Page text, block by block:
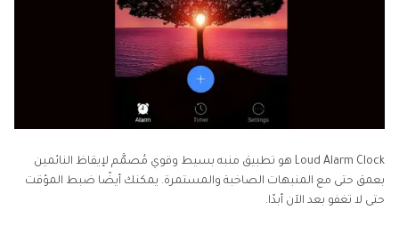
Loud Alarm Clock هو تطبيق منبه بسيط وقوي مُصمَّم لإيقاظ النائمين
بعمق حتى مع المنبهات الصاخبة والمستمرة. يمكنك أيضًا ضبط المؤقت
حتى لا تغفو بعد الآن أبدًا.